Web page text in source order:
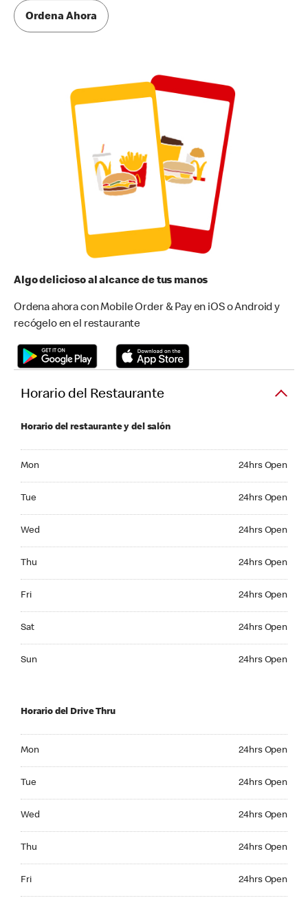
Ordena Ahora
Algo delicioso al alcance de tus manos
Ordena ahora con Mobile Order & Pay en iOS o Android y
recógelo en el restaurante
Horario del Restaurante
Horario del restaurante y del salón
Mon 24hrs Open
Tue 24hrs Open
Wed 24hrs Open
Thu 24hrs Open
Fri 24hrs Open
Sat 24hrs Open
Sun 24hrs Open
Horario del Drive Thru
Mon 24hrs Open
Tue 24hrs Open
Wed 24hrs Open
Thu 24hrs Open
Fri 24hrs Open